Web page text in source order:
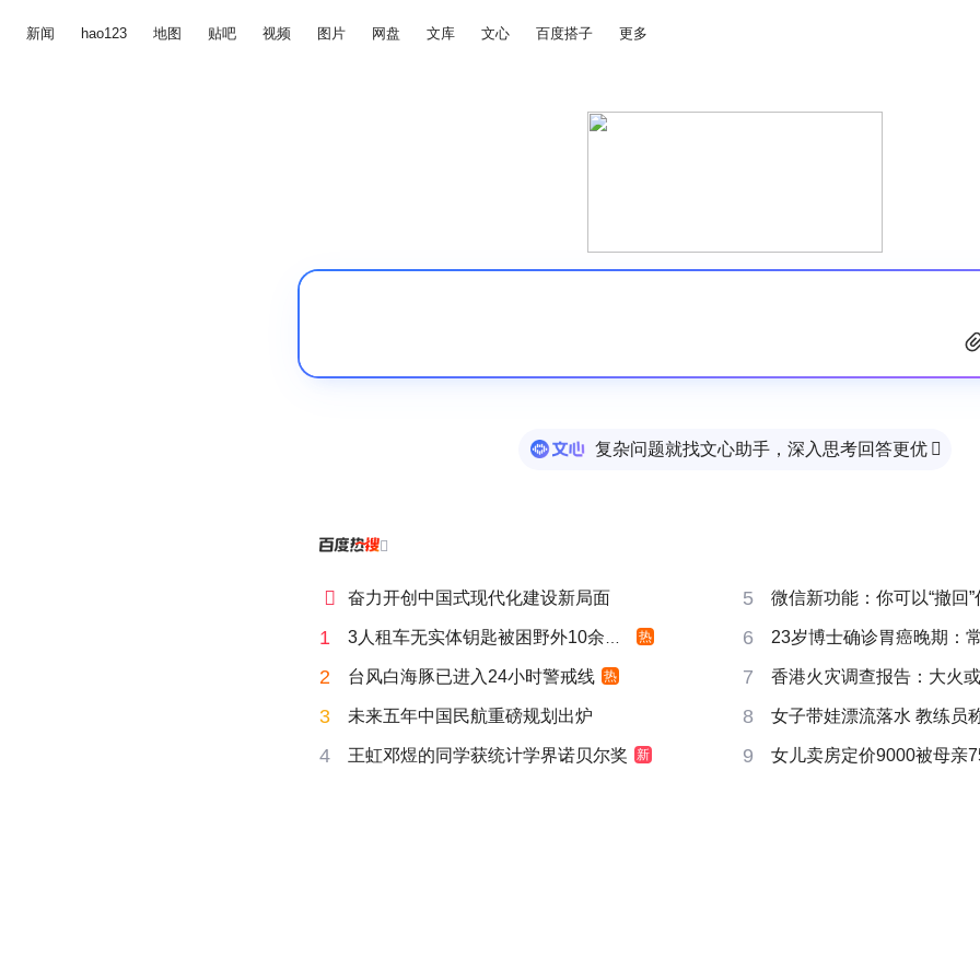
新闻 hao123 地图 贴吧 视频 图片 网盘 文库 文心 百度搭子 更多
复杂问题就找文心助手，深入思考回答更优 

 奋力开创中国式现代化建设新局面 5 微信新功能：你可以“撤回
1 3人租车无实体钥匙被困野外10余小时 热 6 23岁博士确诊胃癌晚期：
2 台风白海豚已进入24小时警戒线 热 7 香港火灾调查报告：大火或由
3 未来五年中国民航重磅规划出炉 8 女子带娃漂流落水 教练员
4 王虹邓煜的同学获统计学界诺贝尔奖 新 9 女儿卖房定价9000被母亲